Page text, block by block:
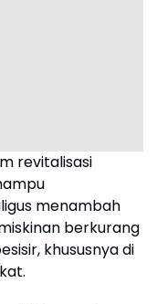
revitalisasi
menambah
berkurang
khususnya di